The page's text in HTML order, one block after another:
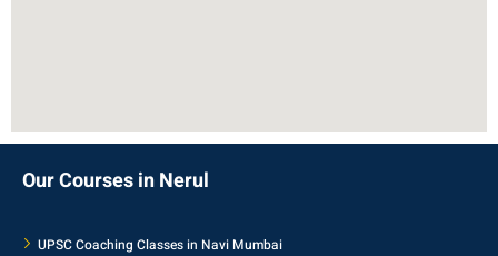
Our Courses in Nerul
UPSC Coaching Classes in Navi Mumbai